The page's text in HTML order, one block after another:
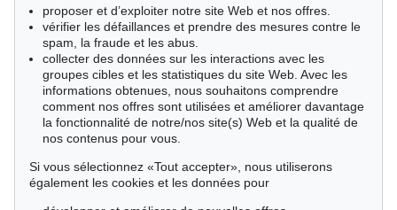
Livres pour enfants
Style de vie
Événements clés des sciences naturelles
Littérature mondiale
Littérature économique
Cimélie
proposer et d’exploiter notre site Web et nos offres.
vérifier les défaillances et prendre des mesures contre le
spam, la fraude et les abus.
collecter des données sur les interactions avec les
groupes cibles et les statistiques du site Web. Avec les
informations obtenues, nous souhaitons comprendre
comment nos offres sont utilisées et améliorer davantage
la fonctionnalité de notre/nos site(s) Web et la qualité de
nos contenus pour vous.
Si vous sélectionnez «Tout accepter», nous utiliserons
également les cookies et les données pour